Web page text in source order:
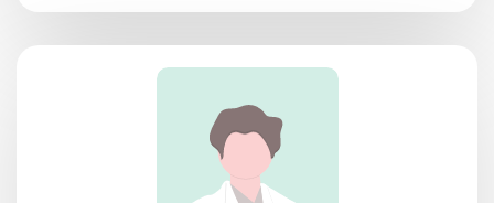
Terapia obrzęków limfatycznych
Terapia przeciwstarzeniowa
Trening personalny
Ziołolecznictwo